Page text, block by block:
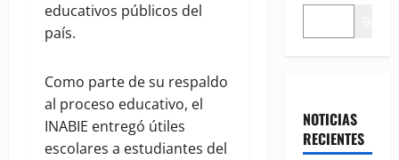
educativos públicos del
país.
Como parte de su respaldo
al proceso educativo, el
INABIE entregó útiles
escolares a estudiantes del
NOTICIAS
RECIENTES